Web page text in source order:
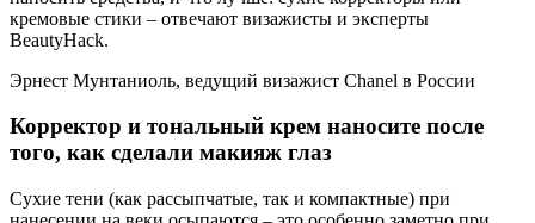
кремовые стики – отвечают визажисты и эксперты
BeautyHack.
Эрнест Мунтаниоль, ведущий визажист Chanel в России
Корректор и тональный крем наносите после
того, как сделали макияж глаз
Сухие тени (как рассыпчатые, так и компактные) при